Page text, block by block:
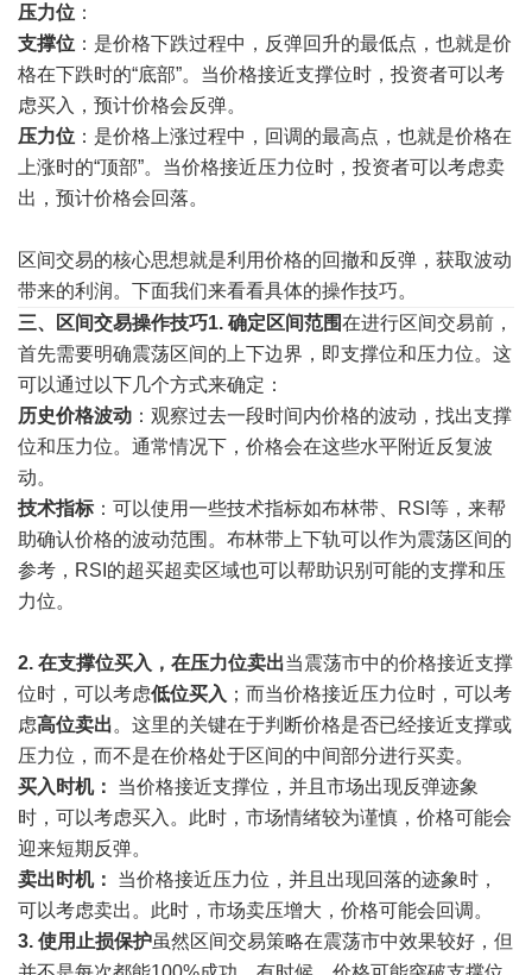
压力位 ：
支撑位 ：是价格下跌过程中，反弹回升的最低点，也就是价
格在下跌时的“底部”。当价格接近支撑位时，投资者可以考
虑买入，预计价格会反弹。
压力位 ：是价格上涨过程中，回调的最高点，也就是价格在
上涨时的“顶部”。当价格接近压力位时，投资者可以考虑卖
出，预计价格会回落。
区间交易的核心思想就是利用价格的回撤和反弹，获取波动
带来的利润。下面我们来看看具体的操作技巧。
三、区间交易操作技巧1. 确定区间范围在进行区间交易前，
首先需要明确震荡区间的上下边界，即支撑位和压力位。这
可以通过以下几个方式来确定：
历史价格波动 ：观察过去一段时间内价格的波动，找出支撑
位和压力位。通常情况下，价格会在这些水平附近反复波
动。
技术指标：可以使用一些技术指标如布林带、RSI等，来帮
助确认价格的波动范围。布林带上下轨可以作为震荡区间的
参考，RSI的超买超卖区域也可以帮助识别可能的支撑和压
力位。
2. 在支撑位买入，在压力位卖出当震荡市中的价格接近支撑
位时，可以考虑低位买入 ；而当价格接近压力位时，可以考
虑高位卖出。这里的关键在于判断价格是否已经接近支撑或
压力位，而不是在价格处于区间的中间部分进行买卖。
买入时机：
当价格接近支撑位，并且市场出现反弹迹象
时，可以考虑买入。此时，市场情绪较为谨慎，价格可能会
迎来短期反弹。
卖出时机：
当价格接近压力位，并且出现回落的迹象时，
可以考虑卖出。此时，市场卖压增大，价格可能会回调。
3. 使用止损保护虽然区间交易策略在震荡市中效果较好，但